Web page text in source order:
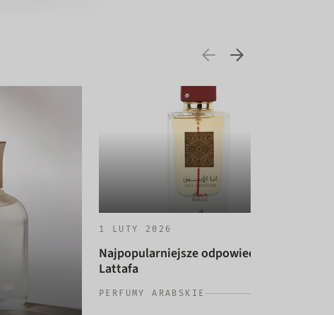
1 LUTY 2026
Najpopularniejsze odpowiedniki
Lattafa
PERFUMY ARABSKIE